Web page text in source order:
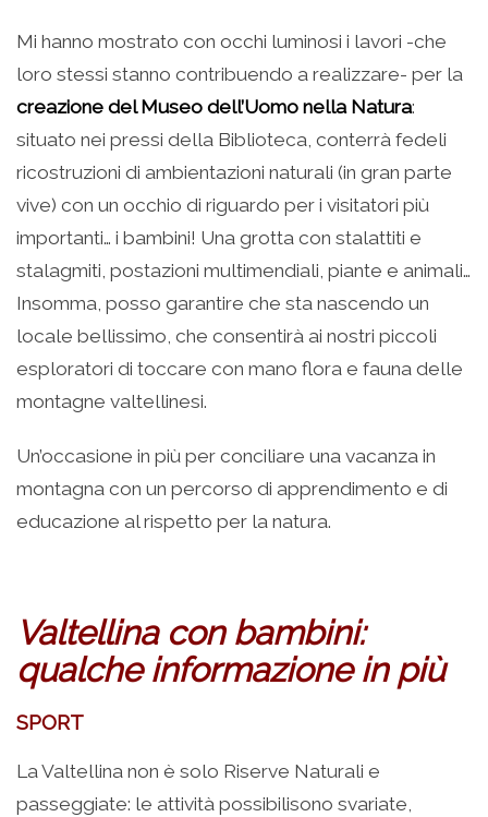
Mi hanno mostrato con occhi luminosi i lavori -che
loro stessi stanno contribuendo a realizzare- per la
creazione del Museo dell’Uomo nella Natura:
situato nei pressi della Biblioteca, conterrà fedeli
ricostruzioni di ambientazioni naturali (in gran parte
vive) con un occhio di riguardo per i visitatori più
importanti… i bambini! Una grotta con stalattiti e
stalagmiti, postazioni multimendiali, piante e animali…
Insomma, posso garantire che sta nascendo un
locale bellissimo, che consentirà ai nostri piccoli
esploratori di toccare con mano flora e fauna delle
montagne valtellinesi.
Un’occasione in più per conciliare una vacanza in
montagna con un percorso di apprendimento e di
educazione al rispetto per la natura.
Valtellina con bambini:
qualche informazione in più
SPORT
La Valtellina non è solo Riserve Naturali e
passeggiate: le attività possibilisono svariate,